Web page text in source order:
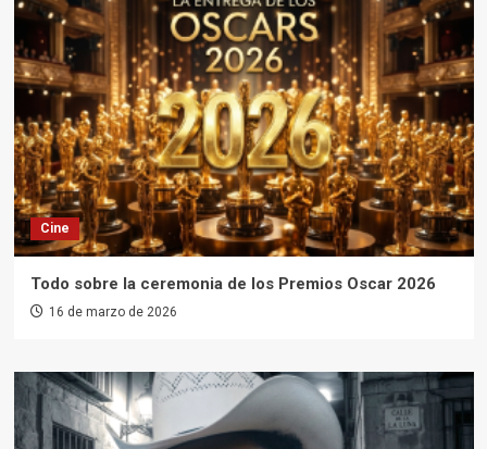
Cine
Todo sobre la ceremonia de los Premios Oscar 2026
16 de marzo de 2026